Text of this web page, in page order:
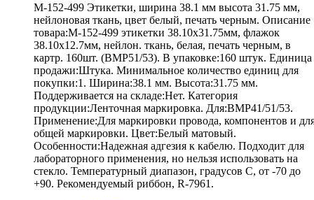
M-152-499 Этикетки, ширина 38.1 мм высота 31.75 мм,
нейлоновая ткань, цвет белый, печать черным. Описание
товара:M-152-499 этикетки 38.10х31.75мм, флажок
38.10х12.7мм, нейлон. ткань, белая, печать черным, в
картр. 160шт. (BMP51/53). В упаковке:160 штук. Единица
продажи:Штука. Минимальное количество единиц для
покупки:1. Ширина:38.1 мм. Высота:31.75 мм.
Поддерживается на складе:Нет. Категория
продукции:Ленточная маркировка. Для:BMP41/51/53.
Применение:Для маркировки провода, компонентов и
общей маркировки. Цвет:Белый матовый.
Особенности:Надежная адгезия к кабелю. Подходит для
лабораторного применения, но нельзя использовать на
стекло. Температурный диапазон, градусов С, от -70 до
+90. Рекомендуемый риббон, R-7961.